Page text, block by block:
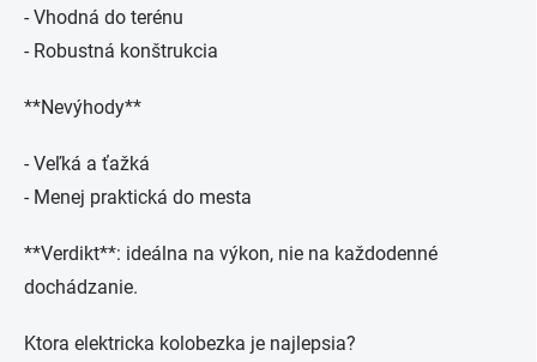
- Vhodná do terénu
- Robustná konštrukcia
**Nevýhody**
- Veľká a ťažká
- Menej praktická do mesta
**Verdikt**: ideálna na výkon, nie na každodenné
dochádzanie.
Ktora elektricka kolobezka je najlepsia?